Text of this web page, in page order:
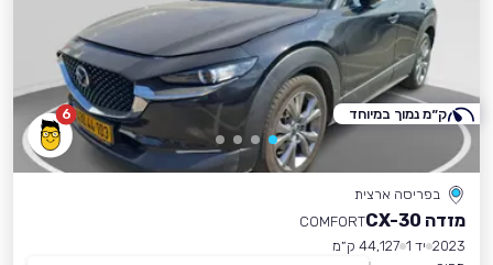
6
בפריסה ארצית
מזדה CX-30
COMFORT
2023 יד 1
44,127 ק״מ
ק״מ נמוך במיוחד